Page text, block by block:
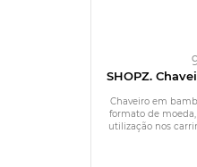
SHOPZ.
Chaveiro em
formato de
utilização nos